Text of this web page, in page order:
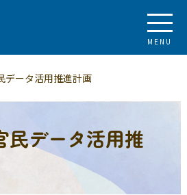
MENU
データ活用推進計画
民データ活用推